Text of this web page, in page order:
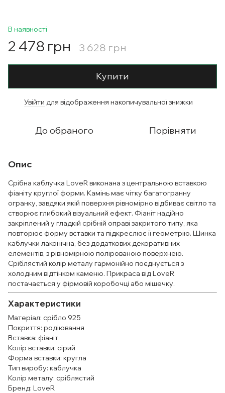
В наявності
2 478 грн 3 628 грн
Купити
Увійти для відображення накопичувальної знижки
До обраного Порівняти
Опис
Срібна каблучка LoveR виконана з центральною вставкою
фіаніту круглої форми. Камінь має чітку багатогранну
огранку, завдяки якій поверхня рівномірно відбиває світло та
створює глибокий візуальний ефект. Фіаніт надійно
закріплений у гладкій срібній оправі закритого типу, яка
повторює форму вставки та підкреслює її геометрію. Шинка
каблучки лаконічна, без додаткових декоративних
елементів, з рівномірною полірованою поверхнею.
Сріблястий колір металу гармонійно поєднується з
холодним відтінком каменю. Прикраса від LoveR
постачається у фірмовій коробочці або мішечку.
Характеристики
Матеріал: срібло 925
Покриття: родіювання
Вставка: фіаніт
Колір вставки: сірий
Форма вставки: кругла
Тип виробу: каблучка
Колір металу: сріблястий
Бренд: LoveR